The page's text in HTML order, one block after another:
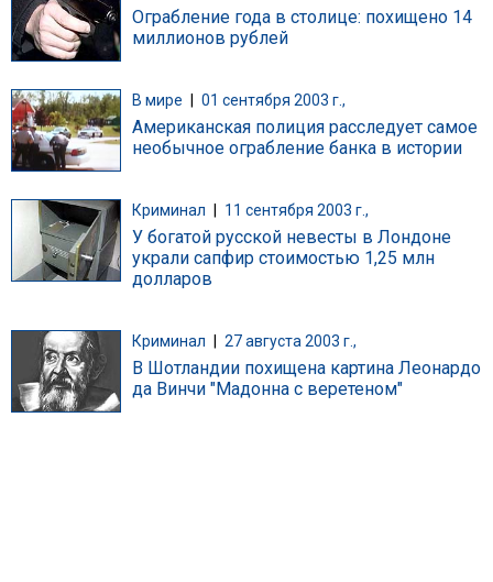
Ограбление года в столице: похищено 14
миллионов рублей
В мире 01 сентября 2003 г.,
Американская полиция расследует самое
необычное ограбление банка в истории
Криминал 11 сентября 2003 г.,
У богатой русской невесты в Лондоне
украли сапфир стоимостью 1,25 млн
долларов
Криминал 27 августа 2003 г.,
В Шотландии похищена картина Леонардо
да Винчи "Мадонна с веретеном"